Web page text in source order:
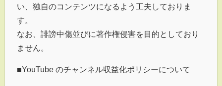
い、独自のコンテンツになるよう工夫しておりま
す。
なお、誹謗中傷並びに著作権侵害を目的としており
ません。
■YouTube のチャンネル収益化ポリシーについて